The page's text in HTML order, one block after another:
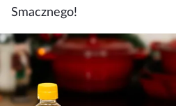
Smacznego!